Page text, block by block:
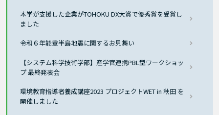
本学が支援した企業がTOHOKU DX大賞で優秀賞を受賞し
ました
令和６年能登半島地震に関するお見舞い
【システム科学技術学部】産学官連携PBL型ワークショッ
プ 最終発表会
環境教育指導者養成講座2023 プロジェクトWET in 秋田 を
開催しました